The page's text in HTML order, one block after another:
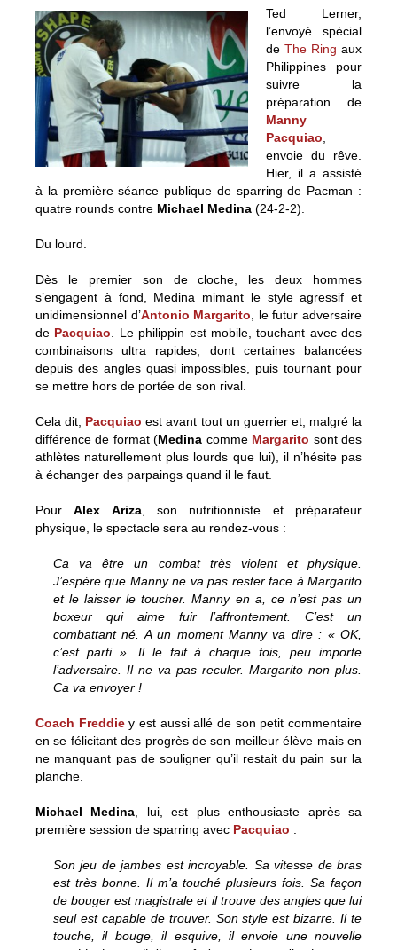
Ted Lerner,
l’envoyé spécial
de The Ring aux
Philippines pour
suivre la
préparation de
Manny
Pacquiao
envoie du rêve.
Hier, il a assisté
à la première séance publique de sparring de Pacman :
quatre rounds contre Michael Medina (24-2-2).
Du lourd.
Dès le premier son de cloche, les deux hommes
s’engagent à fond, Medina mimant le style agressif et
unidimensionnel d’Antonio Margarito , le futur adversaire
de Pacquiao . Le philippin est mobile, touchant avec des
combinaisons ultra rapides, dont certaines balancées
depuis des angles quasi impossibles, puis tournant pour
se mettre hors de portée de son rival.
Cela dit, Pacquiao est avant tout un guerrier et, malgré la
différence de format (Medina comme Margarito sont des
athlètes naturellement plus lourds que lui), il n’hésite pas
à échanger des parpaings quand il le faut.
PourAlex Ariza, son nutritionniste et préparateur
physique, le spectacle sera au rendez-vous :
Ca va être un combat très violent et physique.
J’espère que Manny ne va pas rester face à Margarito
et le laisser le toucher. Manny en a, ce n’est pas un
boxeur qui aime fuir l’affrontement. C’est un
combattant né. A un moment Manny va dire : « OK,
c’est parti ». Il le fait à chaque fois, peu importe
l’adversaire. Il ne va pas reculer. Margarito non plus.
Ca va envoyer !
Coach Freddiey est aussi allé de son petit commentaire
en se félicitant des progrès de son meilleur élève mais en
ne manquant pas de souligner qu’il restait du pain sur la
planche.
Michael Medina , lui, est plus enthousiaste après sa
première session de sparring avec Pacquiao :
Son jeu de jambes est incroyable. Sa vitesse de bras
est très bonne. Il m’a touché plusieurs fois. Sa façon
de bouger est magistrale et il trouve des angles que lui
seul est capable de trouver. Son style est bizarre. Il te
touche, il bouge, il esquive, il envoie une nouvelle